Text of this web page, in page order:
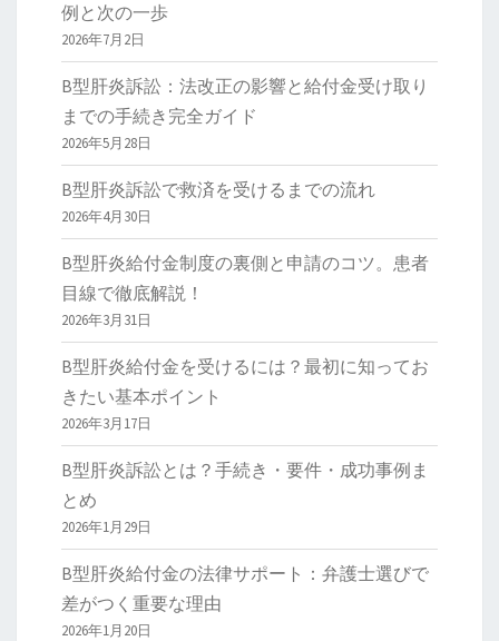
例と次の一歩
2026年7月2日
B型肝炎訴訟：法改正の影響と給付金受け取り
までの手続き完全ガイド
2026年5月28日
B型肝炎訴訟で救済を受けるまでの流れ
2026年4月30日
B型肝炎給付金制度の裏側と申請のコツ。患者
目線で徹底解説！
2026年3月31日
B型肝炎給付金を受けるには？最初に知ってお
きたい基本ポイント
2026年3月17日
B型肝炎訴訟とは？手続き・要件・成功事例ま
とめ
2026年1月29日
B型肝炎給付金の法律サポート：弁護士選びで
差がつく重要な理由
2026年1月20日